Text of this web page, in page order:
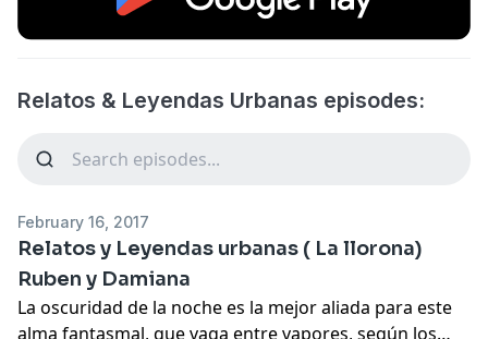
Relatos & Leyendas Urbanas episodes:
February 16, 2017
Relatos y Leyendas urbanas ( La llorona)
Ruben y Damiana
La oscuridad de la noche es la mejor aliada para este
alma fantasmal, que vaga entre vapores, según los